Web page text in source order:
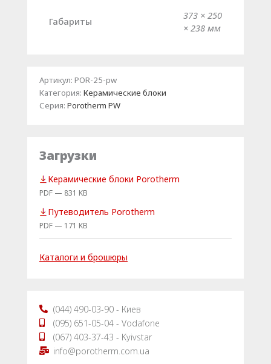
Габариты
373 × 250
× 238 мм
Артикул: POR-25-pw
Категория: Керамические блоки
Серия: Porotherm PW
Загрузки
Керамические блоки Porotherm
PDF — 831 KB
Путеводитель Porotherm
PDF — 171 KB
Каталоги и брошюры
(044) 490-03-90 - Киев
(095) 651-05-04 - Vodafone
(067) 403-37-43 - Kyivstar
info@porotherm.com.ua